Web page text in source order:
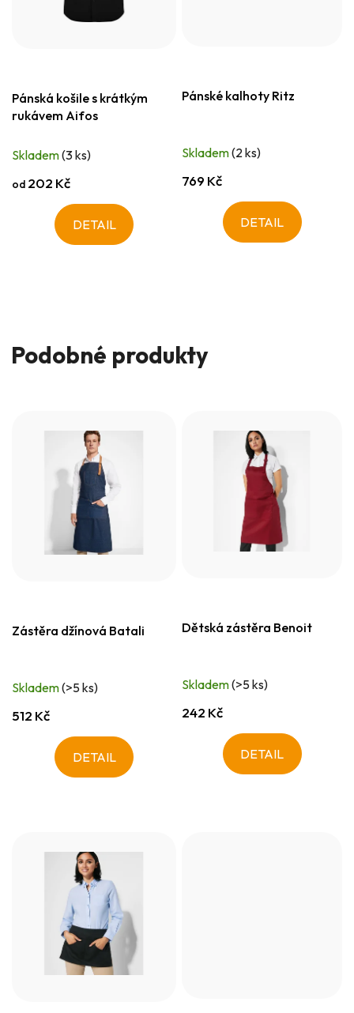
Pánská košile s krátkým
rukávem Aifos
Skladem(3 ks)
od 202 Kč
DETAIL
Pánské kalhoty Ritz
Skladem(2 ks)
769 Kč
DETAIL
Podobné produkty
Zástěra džínová Batali
Skladem(>5 ks)
512 Kč
DETAIL
Dětská zástěra Benoit
Skladem(>5 ks)
242 Kč
DETAIL